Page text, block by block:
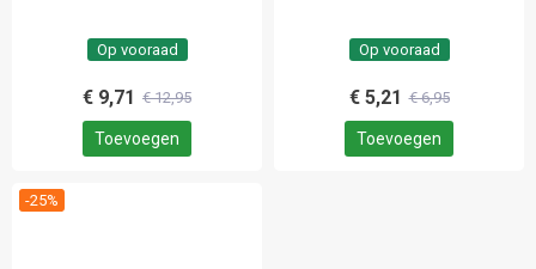
Op vooraad
€ 9,71 € 12,95
Toevoegen
Op vooraad
€ 5,21 € 6,95
Toevoegen
-25%